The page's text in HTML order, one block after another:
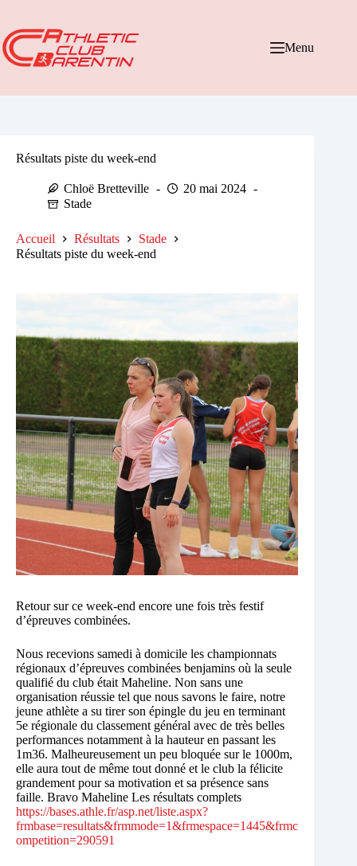
contenu
Menu
Résultats piste du week-end
Chloë Bretteville
20 mai 2024
Stade
Accueil Résultats
Stade
Résultats piste du week-end
Retour sur ce week-end encore une fois très festif
d’épreuves combinées.
Nous recevions samedi à domicile les championnats
régionaux d’épreuves combinées benjamins où la seule
qualifié du club était Maheline. Non sans une
organisation réussie tel que nous savons le faire, notre
jeune athlète a su tirer son épingle du jeu en terminant
5e régionale du classement général avec de très belles
performances notamment à la hauteur en passant les
1m36. Malheureusement un peu bloquée sur le 1000m,
elle aura tout de même tout donné et le club la félicite
grandement pour sa motivation et sa présence sans
faille. Bravo Maheline Les résultats complets
https://bases.athle.fr/asp.net/liste.aspx?
frmbase=resultats&frmmode=1&frmespace=1445&frmc
ompetition=290591